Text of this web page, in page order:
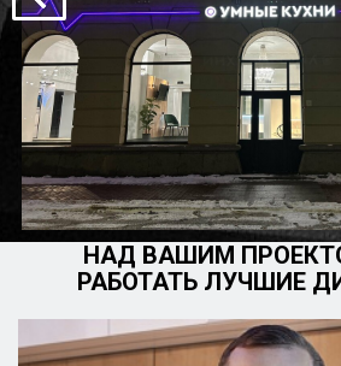
НАД ВАШИМ
РАБОТАТЬ ЛУЧШИЕ